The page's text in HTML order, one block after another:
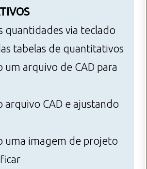
quantidades via teclado
tabelas de quantitativos
um arquivo de CAD para
arquivo CAD e ajustando
uma imagem de projeto